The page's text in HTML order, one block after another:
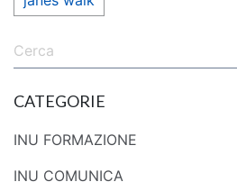
CATEGORIE
INU FORMAZIONE
INU COMUNICA